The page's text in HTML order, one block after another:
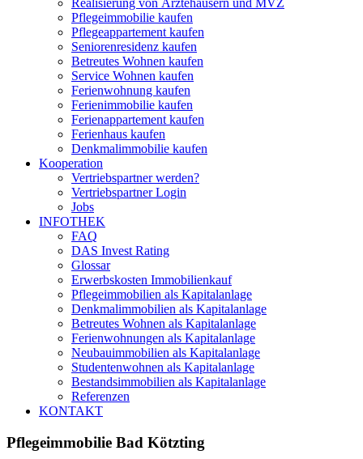
Realisierung von Ärztehäusern und MVZ
Pflegeimmobilie kaufen
Pflegeappartement kaufen
Seniorenresidenz kaufen
Betreutes Wohnen kaufen
Service Wohnen kaufen
Ferienwohnung kaufen
Ferienimmobilie kaufen
Ferienappartement kaufen
Ferienhaus kaufen
Denkmalimmobilie kaufen
Kooperation
Vertriebspartner werden?
Vertriebspartner Login
Jobs
INFOTHEK
FAQ
DAS Invest Rating
Glossar
Erwerbskosten Immobilienkauf
Pflegeimmobilien als Kapitalanlage
Denkmalimmobilien als Kapitalanlage
Betreutes Wohnen als Kapitalanlage
Ferienwohnungen als Kapitalanlage
Neubauimmobilien als Kapitalanlage
Studentenwohnen als Kapitalanlage
Bestandsimmobilien als Kapitalanlage
Referenzen
KONTAKT
Pflegeimmobilie Bad Kötzting